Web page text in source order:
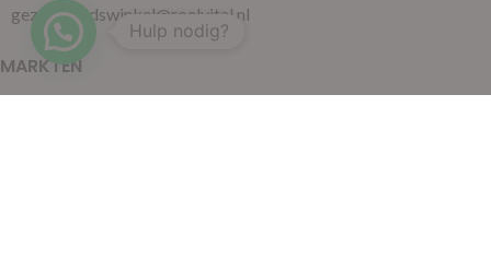
gezondheidswinkel@roelvital.nl
MARKTEN
Hulp nodig?